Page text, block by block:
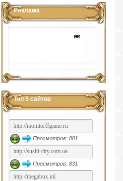
Реклама
Топ 5 сайтов
Просмотров: 881
Просмотров: 831